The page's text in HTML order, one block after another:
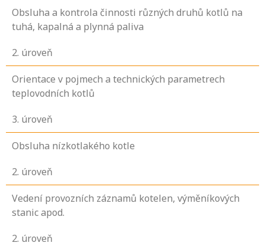
Obsluha a kontrola činnosti různých druhů kotlů na
tuhá, kapalná a plynná paliva
2. úroveň
Orientace v pojmech a technických parametrech
teplovodních kotlů
3. úroveň
Obsluha nízkotlakého kotle
2. úroveň
Vedení provozních záznamů kotelen, výměníkových
stanic apod.
2. úroveň